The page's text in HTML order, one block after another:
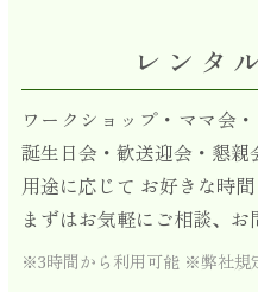
レンタ
ワークショップ・ママ会
誕生日会・歓送迎会・懇親
用途に応じて お好きな時
まずはお気軽にご相談、お
※3時間から利用可能 ※弊社規